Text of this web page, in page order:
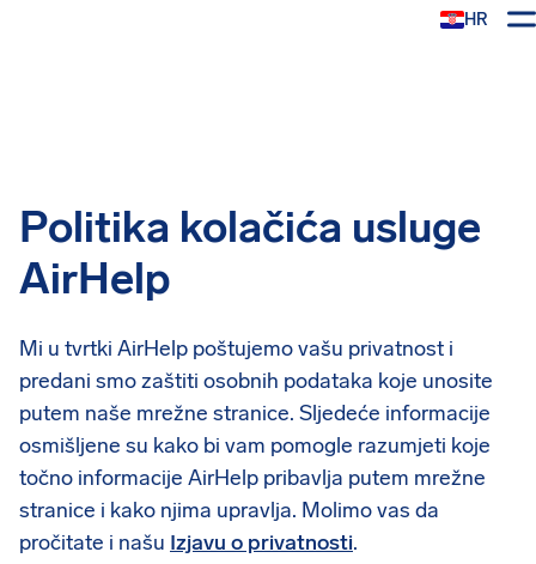
HR
Politika kolačića usluge
AirHelp
Mi u tvrtki AirHelp poštujemo vašu privatnost i
predani smo zaštiti osobnih podataka koje unosite
putem naše mrežne stranice. Sljedeće informacije
osmišljene su kako bi vam pomogle razumjeti koje
točno informacije AirHelp pribavlja putem mrežne
stranice i kako njima upravlja. Molimo vas da
pročitate i našu Izjavu o privatnosti.